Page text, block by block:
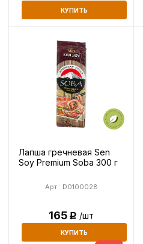
КУПИТЬ
Лапша гречневая Sen
Soy Premium Soba 300 г
Арт.: D0100028
165Р /шт
КУПИТЬ